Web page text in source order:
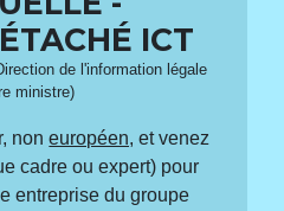
ICT
de l'information légale
ministre)
noneuropéen, et venez
cadre ou expert) pour
entreprise du groupe